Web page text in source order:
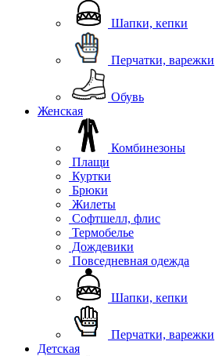
Шапки, кепки
Перчатки, варежки
Обувь
Женская
Комбинезоны
Плащи
Куртки
Брюки
Жилеты
Софтшелл, флис
Термобелье
Дождевики
Повседневная одежда
Шапки, кепки
Перчатки, варежки
Детская